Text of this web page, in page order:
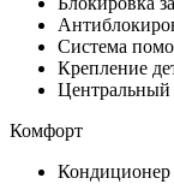
Система
Крепление
Центральный
Комфорт
Кондиционер